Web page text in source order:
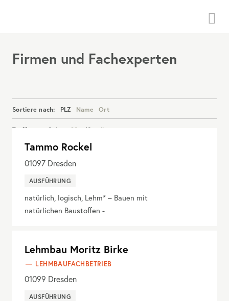
Firmen und Fachexperten
Sortiere nach: PLZ Name Ort
Treffer pro Seite: 20 40 alle
Details anzeigen
Tammo Rockel
01097 Dresden
AUSFÜHRUNG
natürlich, logisch, Lehm* – Bauen mit
natürlichen Baustoffen -
Lehmbau Moritz Birke
LEHMBAUFACHBETRIEB
01099 Dresden
AUSFÜHRUNG